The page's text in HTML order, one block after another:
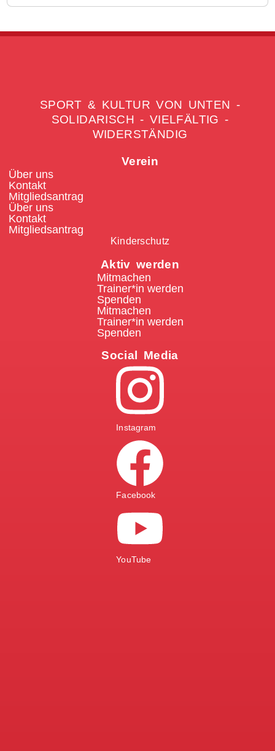
SPORT & KULTUR VON UNTEN -
SOLIDARISCH - VIELFÄLTIG -
WIDERSTÄNDIG
Verein
Über uns
Kontakt
Mitgliedsantrag
Über uns
Kontakt
Mitgliedsantrag
Kinderschutz
Aktiv werden
Mitmachen
Trainer*in werden
Spenden
Mitmachen
Trainer*in werden
Spenden
Social Media
Instagram
Facebook
YouTube